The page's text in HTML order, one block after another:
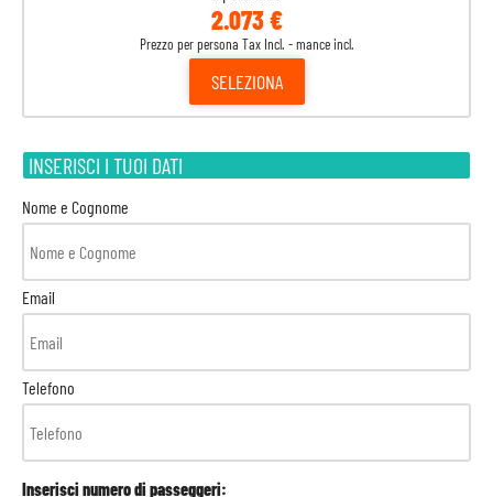
2.073 €
Prezzo per persona Tax Incl. - mance incl.
SELEZIONA
INSERISCI I TUOI DATI
Nome e Cognome
Email
Telefono
Inserisci numero di passeggeri: